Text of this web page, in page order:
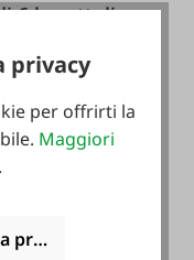
6 barattoli
mano
da
privacy
per offrirti la
Maggiori
.
privacy